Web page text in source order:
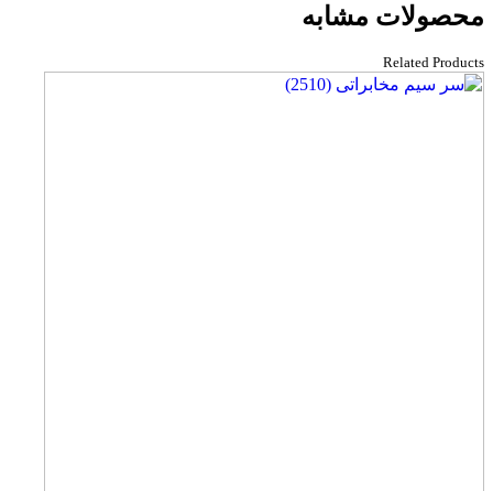
محصولات مشابه
Related Products